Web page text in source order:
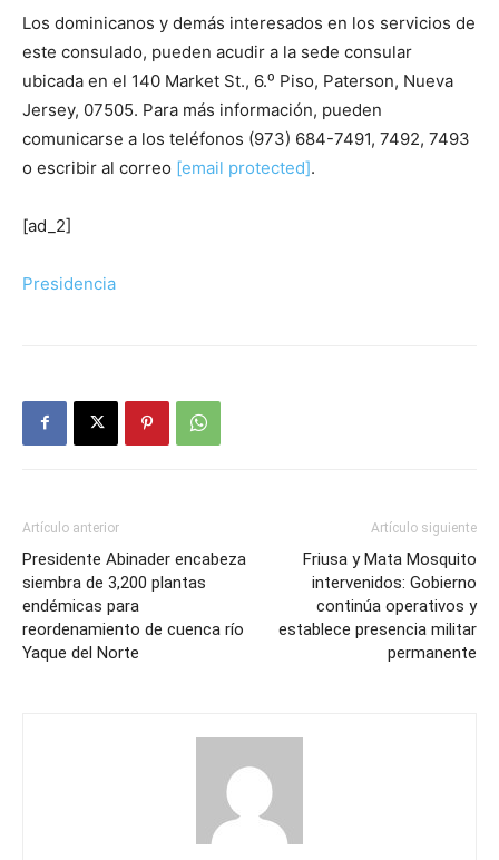
Los dominicanos y demás interesados en los servicios de
este consulado, pueden acudir a la sede consular
ubicada en el 140 Market St., 6.⁰ Piso, Paterson, Nueva
Jersey, 07505. Para más información, pueden
comunicarse a los teléfonos (973) 684-7491, 7492, 7493
o escribir al correo [email protected].
[ad_2]
Presidencia
Artículo anterior
Presidente Abinader encabeza
siembra de 3,200 plantas
endémicas para
reordenamiento de cuenca río
Yaque del Norte
Artículo siguiente
Friusa y Mata Mosquito
intervenidos: Gobierno
continúa operativos y
establece presencia militar
permanente